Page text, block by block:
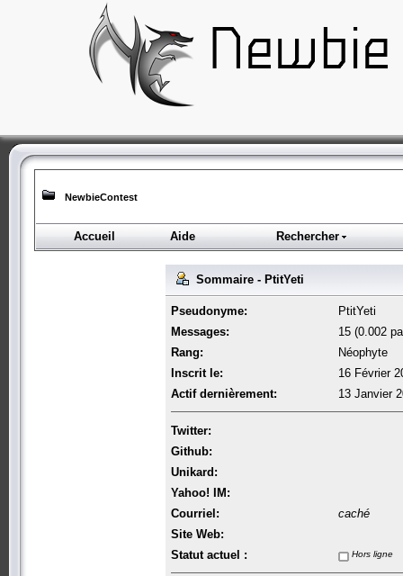
NewbieContest
Accueil Aide Rechercher
Sommaire - PtitYeti
Pseudonyme:
PtitYeti
Messages:
15 (0.002
Rang:
Néophyte
Inscrit le:
16 Février
Actif dernièrement:
13 Janvier
Twitter:
Github:
Unikard:
Yahoo! IM:
Courriel:
caché
Site Web:
Statut actuel :
Hors ligne